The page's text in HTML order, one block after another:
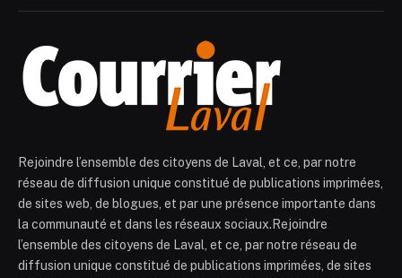
Rejoindre l’ensemble des citoyens de Laval, et ce, par notre
réseau de diffusion unique constitué de publications imprimées,
de sites web, de blogues, et par une présence importante dans
la communauté et dans les réseaux sociaux.Rejoindre
l’ensemble des citoyens de Laval, et ce, par notre réseau de
diffusion unique constitué de publications imprimées, de sites